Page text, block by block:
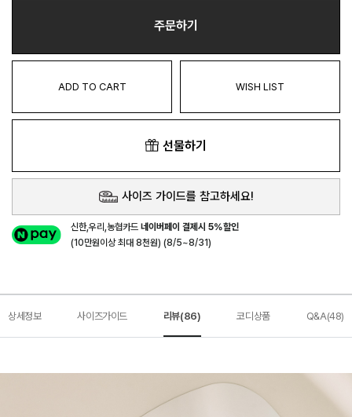
주문하기
ADD TO CART WISH LIST
선물하기
사이즈 가이드를 참고하세요!
신한,우리,농협카드네이버페이 결제시 5%할인
(10만원이상 최대 8천원) (8/5~8/31)
상세정보 사이즈가이드 리뷰(86) 코디상품 Q&A(48)